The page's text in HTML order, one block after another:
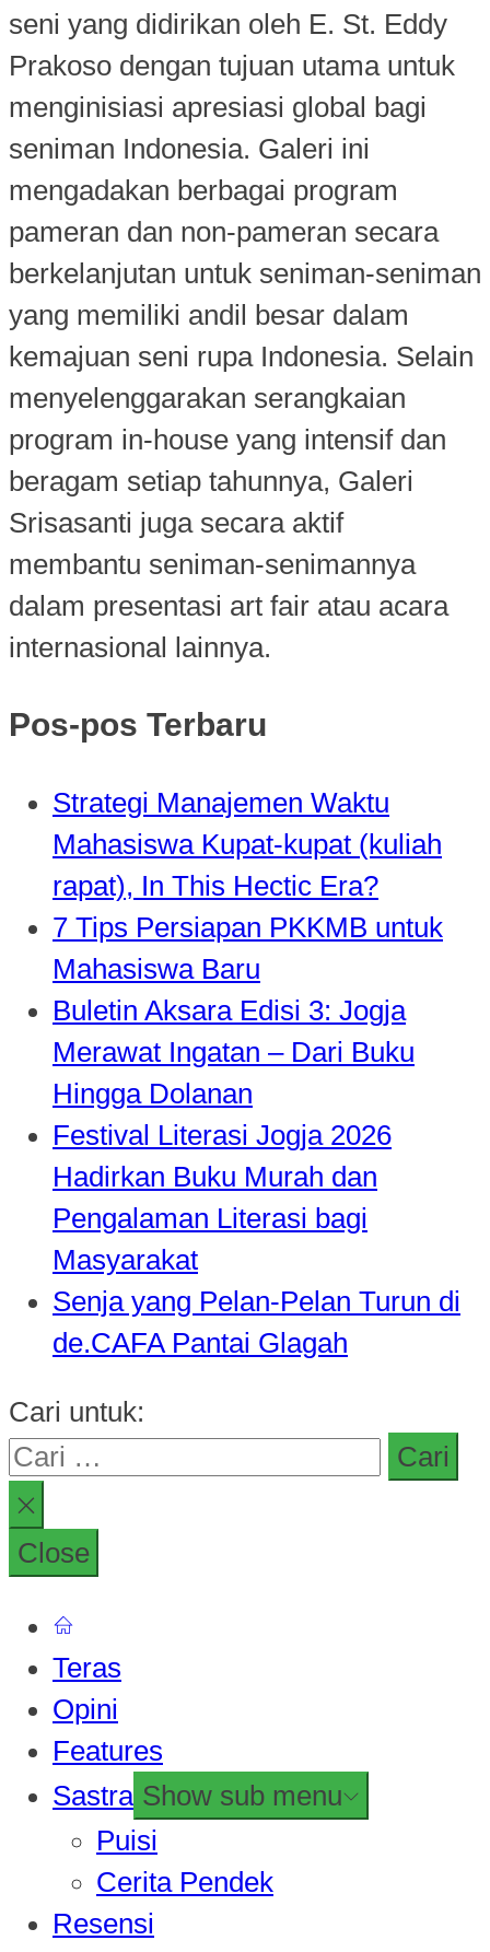
seni yang didirikan oleh E. St. Eddy
Prakoso dengan tujuan utama untuk
menginisiasi apresiasi global bagi
seniman Indonesia. Galeri ini
mengadakan berbagai program
pameran dan non-pameran secara
berkelanjutan untuk seniman-seniman
yang memiliki andil besar dalam
kemajuan seni rupa Indonesia. Selain
menyelenggarakan serangkaian
program in-house yang intensif dan
beragam setiap tahunnya, Galeri
Srisasanti juga secara aktif
membantu seniman-senimannya
dalam presentasi art fair atau acara
internasional lainnya.
Pos-pos Terbaru
Strategi Manajemen Waktu
Mahasiswa Kupat-kupat (kuliah
rapat), In This Hectic Era?
7 Tips Persiapan PKKMB untuk
Mahasiswa Baru
Buletin Aksara Edisi 3: Jogja
Merawat Ingatan – Dari Buku
Hingga Dolanan
Festival Literasi Jogja 2026
Hadirkan Buku Murah dan
Pengalaman Literasi bagi
Masyarakat
Senja yang Pelan-Pelan Turun di
de.CAFA Pantai Glagah
Cari untuk:
Close
Teras
Opini
Features
Sastra Show sub menu
Puisi
Cerita Pendek
Resensi